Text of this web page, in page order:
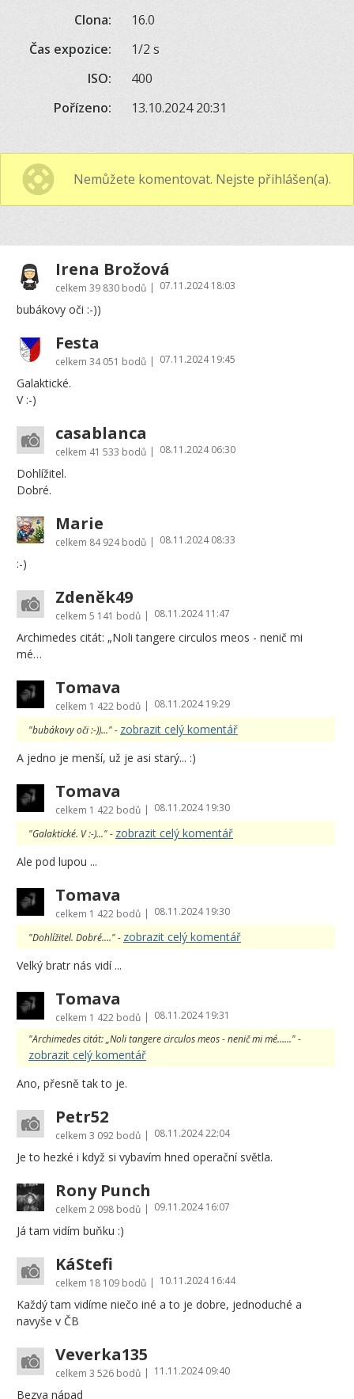
Clona:
16.0
Čas expozice:
1/2 s
ISO:
400
Pořízeno:
13.10.2024 20:31
Nemůžete komentovat. Nejste přihlášen(a).
Irena Brožová
celkem 39 830 bodů | 07.11.2024 18:03
bubákovy oči :-))
Festa
celkem 34 051 bodů | 07.11.2024 19:45
Galaktické.
V :-)
casablanca
celkem 41 533 bodů | 08.11.2024 06:30
Dohlížitel.
Dobré.
Marie
celkem 84 924 bodů | 08.11.2024 08:33
:-)
Zdeněk49
celkem 5 141 bodů | 08.11.2024 11:47
Archimedes citát: „Noli tangere circulos meos - nenič mi
mé…
Tomava
celkem 1 422 bodů | 08.11.2024 19:29
"bubákovy oči :-))..." - zobrazit celý komentář
A jedno je menší, už je asi starý... :)
Tomava
celkem 1 422 bodů | 08.11.2024 19:30
"Galaktické. V :-)..." - zobrazit celý komentář
Ale pod lupou ...
Tomava
celkem 1 422 bodů | 08.11.2024 19:30
"Dohlížitel. Dobré...." - zobrazit celý komentář
Velký bratr nás vidí ...
Tomava
celkem 1 422 bodů | 08.11.2024 19:31
"Archimedes citát: „Noli tangere circulos meos - nenič mi mé…..." -
zobrazit celý komentář
Ano, přesně tak to je.
Petr52
celkem 3 092 bodů | 08.11.2024 22:04
Je to hezké i když si vybavím hned operační světla.
Rony Punch
celkem 2 098 bodů | 09.11.2024 16:07
Já tam vidím buňku :)
KáStefi
celkem 18 109 bodů | 10.11.2024 16:44
Každý tam vidíme niečo iné a to je dobre, jednoduché a
navyše v ČB
Veverka135
celkem 3 526 bodů | 11.11.2024 09:40
Bezva nápad